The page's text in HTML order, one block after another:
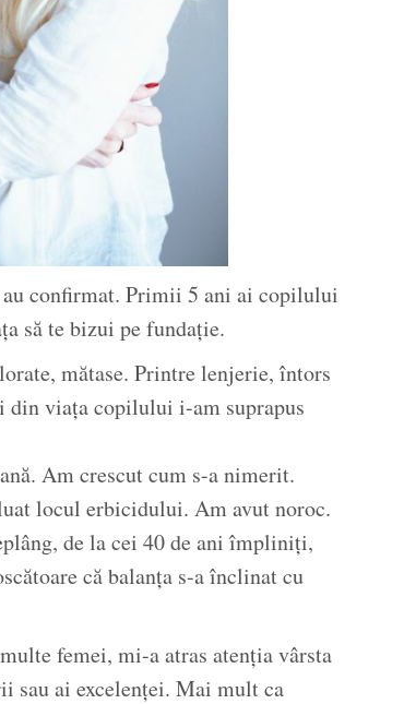
confirmat. Primii 5 ani ai copilului
să te bizui pe fundație.
mătase. Printre lenjerie, întors
din viața copilului i-am suprapus
Am crescut cum s-a nimerit.
locul erbicidului. Am avut noroc.
de la cei 40 de ani împliniți,
că balanța s-a înclinat cu
femei, mi-a atras atenția vârsta
sau ai excelenței. Mai mult ca